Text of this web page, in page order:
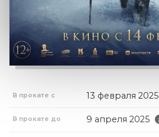
В прокате с 13 февраля 2025
В прокате до 9 апреля 2025